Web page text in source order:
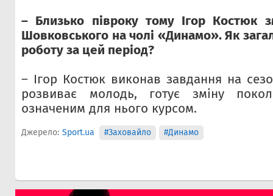
– Близько півроку тому Ігор Костюк
Шовковського на чолі «Динамо». Як
роботу за цей період?
– Ігор Костюк виконав завдання на
розвиває молодь, готує зміну
означеним для нього курсом.
Джерело: Sport.ua #Заховайло #Динамо